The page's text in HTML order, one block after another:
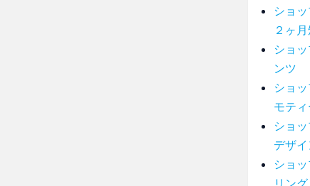
ショ
２ヶ
ショ
ンツ
ショ
モテ
ショ
デザ
ショ